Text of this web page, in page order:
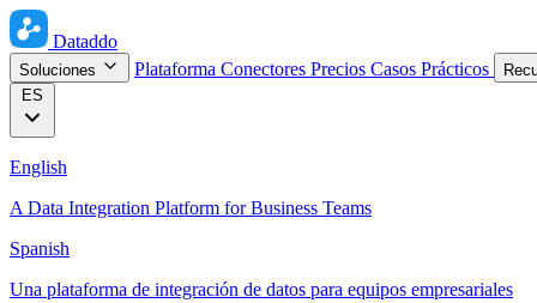
Dataddo
Soluciones Plataforma Conectores Precios Casos Prácticos
ES
English
A Data Integration Platform for Business Teams
Spanish
Una plataforma de integración de datos para equipos empresariales